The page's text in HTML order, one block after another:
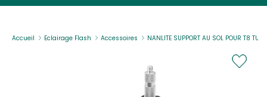
Accueil Eclairage Flash Accessoires NANLITE SUPPORT AU SOL POUR T8